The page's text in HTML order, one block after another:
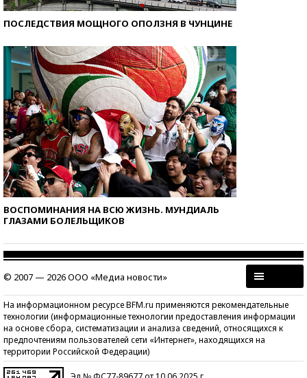
ПОСЛЕДСТВИЯ МОЩНОГО ОПОЛЗНЯ В ЧУНЦИНЕ
ВОСПОМИНАНИЯ НА ВСЮ ЖИЗНЬ. МУНДИАЛЬ
ГЛАЗАМИ БОЛЕЛЬЩИКОВ
© 2007 — 2026 ООО «Медиа новости»
На информационном ресурсе BFM.ru применяются рекомендательные
технологии (информационные технологии предоставления информации
на основе сбора, систематизации и анализа сведений, относящихся к
предпочтениям пользователей сети «Интернет», находящихся на
территории Российской Федерации)